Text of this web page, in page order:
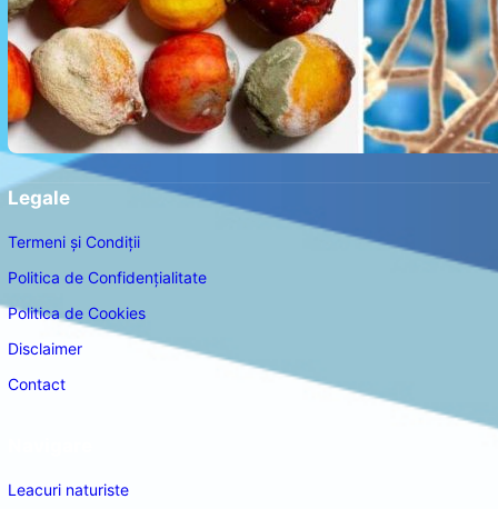
Legale
Termeni și Condiții
Politica de Confidențialitate
Politica de Cookies
Disclaimer
Contact
Leacuri naturiste